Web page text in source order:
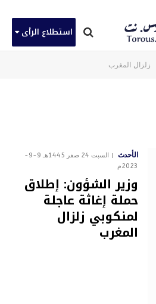
استطلاع الرأى
زلزال المغرب
الأحدث
السبت 24 صفر 1445هـ 9-9-
2023م
وزير الشؤون: إطلاق
حملة إغاثة عاجلة
لمنكوبي زلزال
المغرب